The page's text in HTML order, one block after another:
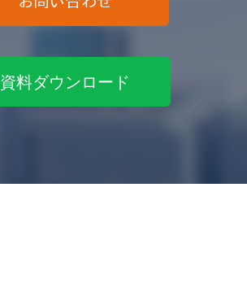
資料ダウンロード